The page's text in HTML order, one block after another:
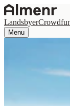
Landsbyer
Menu